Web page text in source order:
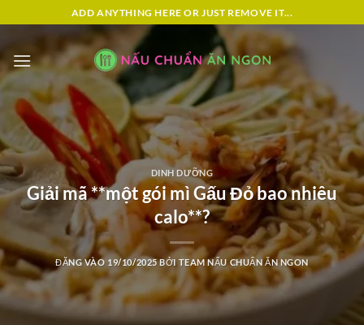
qua
nội
dung
ADD ANYTHING HERE OR JUST REMOVE IT...
DINH DƯỠNG
Giải mã **một gói mì Gấu Đỏ bao nhiêu
calo**?
ĐĂNG VÀO 19/10/2025BỞI TEAM NẤU CHUẨN ĂN NGON